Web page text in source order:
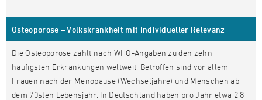
Osteoporose – Volkskrankheit mit individueller Relevanz
Die Osteoporose zählt nach WHO-Angaben zu den zehn
häufigsten Erkrankungen weltweit. Betroffen sind vor allem
Frauen nach der Menopause (Wechseljahre) und Menschen ab
dem 70sten Lebensjahr. In Deutschland haben pro Jahr etwa 2,8